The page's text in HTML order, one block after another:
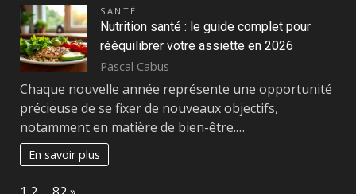
SANTÉ
Nutrition santé : le guide complet pour
rééquilibrer votre assiette en 2026
Pascal Cabus
Chaque nouvelle année représente une opportunité
précieuse de se fixer de nouveaux objectifs,
notamment en matière de bien-être.…
En savoir plus